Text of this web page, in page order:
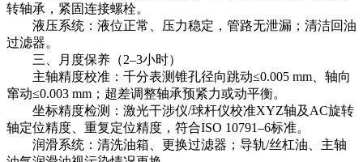
转轴承，紧固连接螺栓。
液压系统：液位正常、压力稳定，管路无泄漏；清洁回油
过滤器。
三、月度保养（2–3小时）
主轴精度校准：千分表测锥孔径向跳动≤0.005 mm、轴向
窜动≤0.003 mm；超差调整轴承预紧力或动平衡。
坐标精度检测：激光干涉仪/球杆仪校准XYZ轴及AC旋转
轴定位精度、重复定位精度，符合ISO 10791–6标准。
润滑系统：清洗油箱、更换过滤器；导轨/丝杠油、主轴